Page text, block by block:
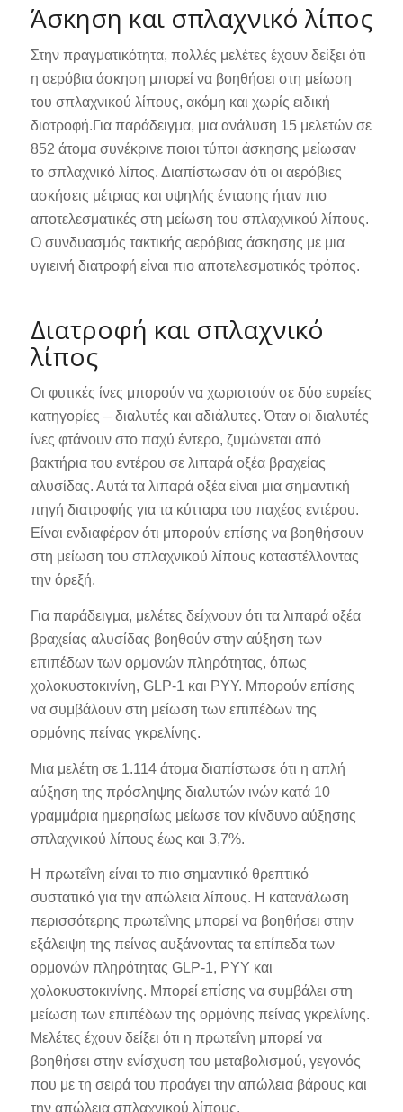
Άσκηση και σπλαχνικό λίπος
Στην πραγματικότητα, πολλές μελέτες έχουν δείξει ότι
η αερόβια άσκηση μπορεί να βοηθήσει στη μείωση
του σπλαχνικού λίπους, ακόμη και χωρίς ειδική
διατροφή.Για παράδειγμα, μια ανάλυση 15 μελετών σε
852 άτομα συνέκρινε ποιοι τύποι άσκησης μείωσαν
το σπλαχνικό λίπος. Διαπίστωσαν ότι οι αερόβιες
ασκήσεις μέτριας και υψηλής έντασης ήταν πιο
αποτελεσματικές στη μείωση του σπλαχνικού λίπους.
Ο συνδυασμός τακτικής αερόβιας άσκησης με μια
υγιεινή διατροφή είναι πιο αποτελεσματικός τρόπος.
Διατροφή και σπλαχνικό
λίπος
Οι φυτικές ίνες μπορούν να χωριστούν σε δύο ευρείες
κατηγορίες – διαλυτές και αδιάλυτες. Όταν οι διαλυτές
ίνες φτάνουν στο παχύ έντερο, ζυμώνεται από
βακτήρια του εντέρου σε λιπαρά οξέα βραχείας
αλυσίδας. Αυτά τα λιπαρά οξέα είναι μια σημαντική
πηγή διατροφής για τα κύτταρα του παχέος εντέρου.
Είναι ενδιαφέρον ότι μπορούν επίσης να βοηθήσουν
στη μείωση του σπλαχνικού λίπους καταστέλλοντας
την όρεξή.
Για παράδειγμα, μελέτες δείχνουν ότι τα λιπαρά οξέα
βραχείας αλυσίδας βοηθούν στην αύξηση των
επιπέδων των ορμονών πληρότητας, όπως
χολοκυστοκινίνη, GLP-1 και PYY. Μπορούν επίσης
να συμβάλουν στη μείωση των επιπέδων της
ορμόνης πείνας γκρελίνης.
Μια μελέτη σε 1.114 άτομα διαπίστωσε ότι η απλή
αύξηση της πρόσληψης διαλυτών ινών κατά 10
γραμμάρια ημερησίως μείωσε τον κίνδυνο αύξησης
σπλαχνικού λίπους έως και 3,7%.
Η πρωτεΐνη είναι το πιο σημαντικό θρεπτικό
συστατικό για την απώλεια λίπους. Η κατανάλωση
περισσότερης πρωτεΐνης μπορεί να βοηθήσει στην
εξάλειψη της πείνας αυξάνοντας τα επίπεδα των
ορμονών πληρότητας GLP-1, PYY και
χολοκυστοκινίνης. Μπορεί επίσης να συμβάλει στη
μείωση των επιπέδων της ορμόνης πείνας γκρελίνης.
Μελέτες έχουν δείξει ότι η πρωτεΐνη μπορεί να
βοηθήσει στην ενίσχυση του μεταβολισμού, γεγονός
που με τη σειρά του προάγει την απώλεια βάρους και
την απώλεια σπλαχνικού λίπους.